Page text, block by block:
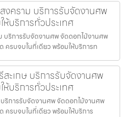
งคราม บริการรับจัดงานศพ
บริการทั่วประเทศ
บริการรับจัดงานศพ จัดดอกไม้งานศพ
ครบจบในที่เดียว พร้อมให้บริการท
สะเกษ บริการรับจัดงานศพ
บริการทั่วประเทศ
บริการรับจัดงานศพ จัดดอกไม้งานศพ
ครบจบในที่เดียว พร้อมให้บริการ